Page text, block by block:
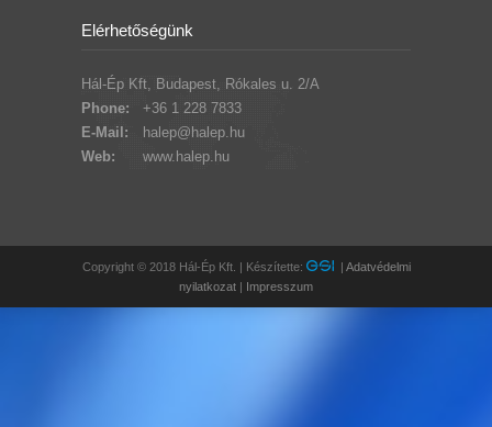
Elérhetőségünk
Hál-Ép Kft, Budapest, Rókales u. 2/A
Phone:
+36 1 228 7833
E-Mail:
halep@halep.hu
Web:
www.halep.hu
Copyright © 2018 Hál-Ép Kft. | Készítette: | Adatvédelmi
nyilatkozat | Impresszum